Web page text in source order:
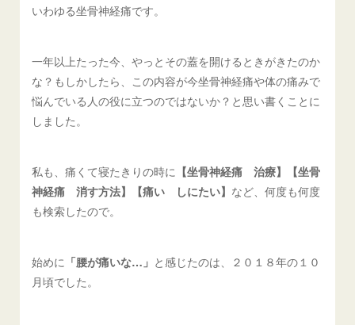
いわゆる坐骨神経痛です。
一年以上たった今、やっとその蓋を開けるときがきたのか
な？もしかしたら、この内容が今坐骨神経痛や体の痛みで
悩んでいる人の役に立つのではないか？と思い書くことに
しました。
私も、痛くて寝たきりの時に 【坐骨神経痛 治療】【坐骨
神経痛 消す方法】【痛い しにたい】 など、何度も何度
も検索したので。
始めに 「腰が痛いな…」 と感じたのは、２０１８年の１０
月頃でした。